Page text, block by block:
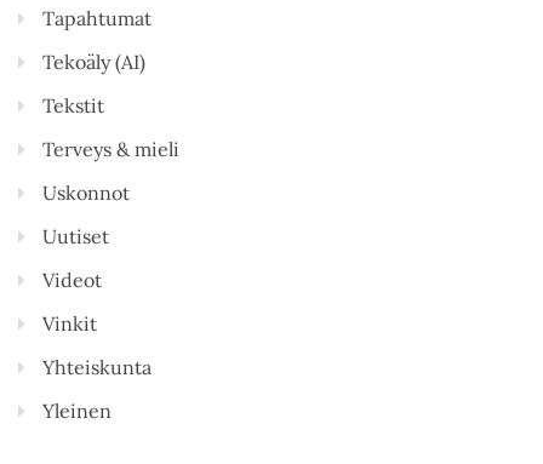
Tapahtumat
Tekoäly (AI)
Tekstit
Terveys & mieli
Uskonnot
Uutiset
Videot
Vinkit
Yhteiskunta
Yleinen